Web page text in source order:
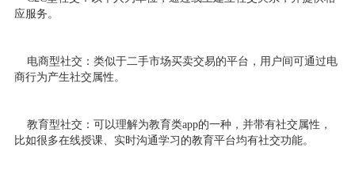
应服务。
电商型社交：类似于二手市场买卖交易的平台，用户间可通过电
商行为产生社交属性。
教育型社交：可以理解为教育类app的一种，并带有社交属性，
比如很多在线授课、实时沟通学习的教育平台均有社交功能。